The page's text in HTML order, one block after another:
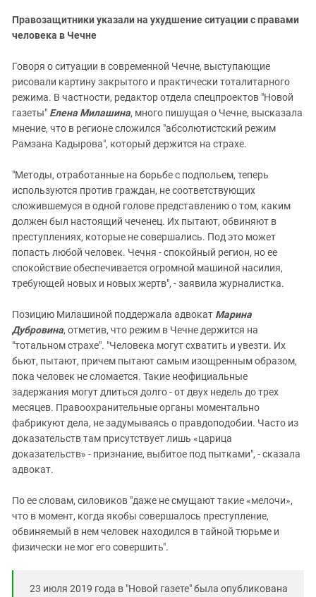
Правозащитники указали на ухудшение ситуации с правами
человека в Чечне
Говоря о ситуации в современной Чечне, выступающие
рисовали картину закрытого и практически тоталитарного
режима. В частности, редактор отдела спецпроектов "Новой
газеты" Елена Милашина, много пишущая о Чечне, высказала
мнение, что в регионе сложился "абсолютистский режим
Рамзана Кадырова", который держится на страхе.
"Методы, отработанные на борьбе с подпольем, теперь
используются против граждан, не соответствующих
сложившемуся в одной голове представлению о том, каким
должен был настоящий чеченец. Их пытают, обвиняют в
преступлениях, которые не совершались. Под это может
попасть любой человек. Чечня - спокойный регион, но ее
спокойствие обеспечивается огромной машиной насилия,
требующей новых и новых жертв", - заявила журналистка.
Позицию Милашиной поддержала адвокат Марина
Дубровина, отметив, что режим в Чечне держится на
"тотальном страхе". "Человека могут схватить и увезти. Их
бьют, пытают, причем пытают самым изощренным образом,
пока человек не сломается. Такие неофициальные
задержания могут длиться долго - от двух недель до трех
месяцев. Правоохранительные органы моментально
фабрикуют дела, не задумываясь о правдоподобии. Часто из
доказательств там присутствует лишь «царица
доказательств» - признание, выбитое под пытками", - сказала
адвокат.
По ее словам, силовиков "даже не смущают такие «мелочи»,
что в момент, когда якобы совершалось преступление,
обвиняемый в нем человек находился в тайной тюрьме и
физически не мог его совершить".
23 июля 2019 года в "Новой газете" была опубликована